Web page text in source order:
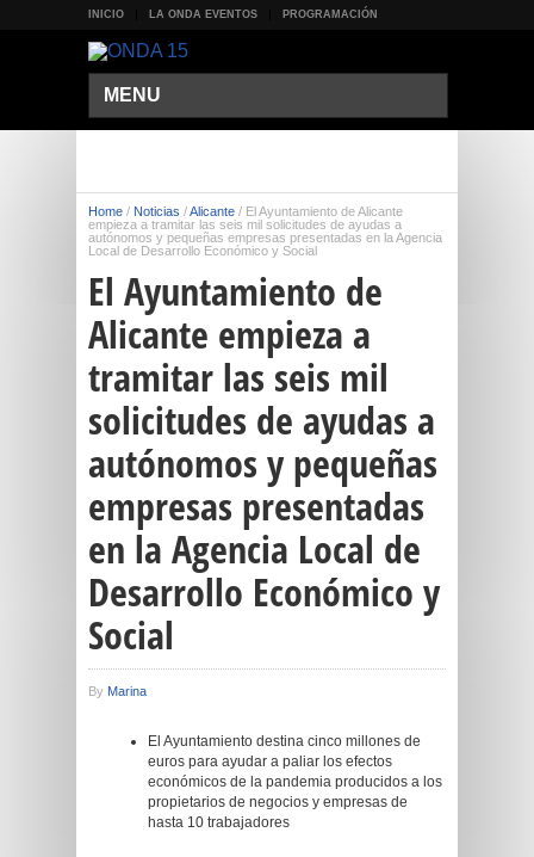
INICIO LA ONDA EVENTOS PROGRAMACIÓN
MENU
Home / Noticias /Alicante / El Ayuntamiento de Alicante
empieza a tramitar las seis mil solicitudes de ayudas a
autónomos y pequeñas empresas presentadas en la Agencia
Local de Desarrollo Económico y Social
El Ayuntamiento de
Alicante empieza a
tramitar las seis mil
solicitudes de ayudas a
autónomos y pequeñas
empresas presentadas
en la Agencia Local de
Desarrollo Económico y
Social
By Marina
El Ayuntamiento destina cinco millones de
euros para ayudar a paliar los efectos
económicos de la pandemia producidos a los
propietarios de negocios y empresas de
hasta 10 trabajadores